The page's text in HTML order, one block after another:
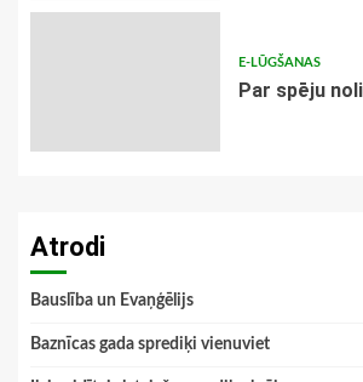
E-LŪGŠANAS
Par spēju
Atrodi
Bauslība un Evaņģēlijs
Baznīcas gada sprediķi vienuviet